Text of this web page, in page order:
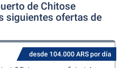
de Chitose
siguientes ofertas de
desde 104.000 ARS por día